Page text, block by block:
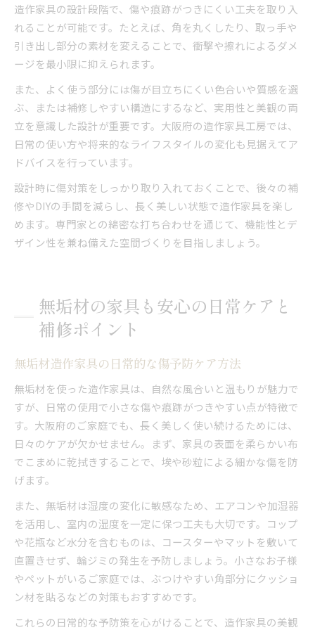
造作家具の設計段階で、傷や痕跡がつきにくい工夫を取り入
れることが可能です。たとえば、角を丸くしたり、取っ手や
引き出し部分の素材を変えることで、衝撃や擦れによるダメ
ージを最小限に抑えられます。
また、よく使う部分には傷が目立ちにくい色合いや質感を選
ぶ、または補修しやすい構造にするなど、実用性と美観の両
立を意識した設計が重要です。大阪府の造作家具工房では、
日常の使い方や将来的なライフスタイルの変化も見据えてア
ドバイスを行っています。
設計時に傷対策をしっかり取り入れておくことで、後々の補
修やDIYの手間を減らし、長く美しい状態で造作家具を楽し
めます。専門家との綿密な打ち合わせを通じて、機能性とデ
ザイン性を兼ね備えた空間づくりを目指しましょう。
無垢材の家具も安心の日常ケアと
補修ポイント
無垢材造作家具の日常的な傷予防ケア方法
無垢材を使った造作家具は、自然な風合いと温もりが魅力で
すが、日常の使用で小さな傷や痕跡がつきやすい点が特徴で
す。大阪府のご家庭でも、長く美しく使い続けるためには、
日々のケアが欠かせません。まず、家具の表面を柔らかい布
でこまめに乾拭きすることで、埃や砂粒による細かな傷を防
げます。
また、無垢材は湿度の変化に敏感なため、エアコンや加湿器
を活用し、室内の湿度を一定に保つ工夫も大切です。コップ
や花瓶など水分を含むものは、コースターやマットを敷いて
直置きせず、輪ジミの発生を予防しましょう。小さなお子様
やペットがいるご家庭では、ぶつけやすい角部分にクッショ
ン材を貼るなどの対策もおすすめです。
これらの日常的な予防策を心がけることで、造作家具の美観